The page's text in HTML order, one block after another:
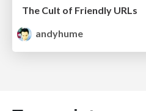
The Cult of Friendly URLs
andyhume